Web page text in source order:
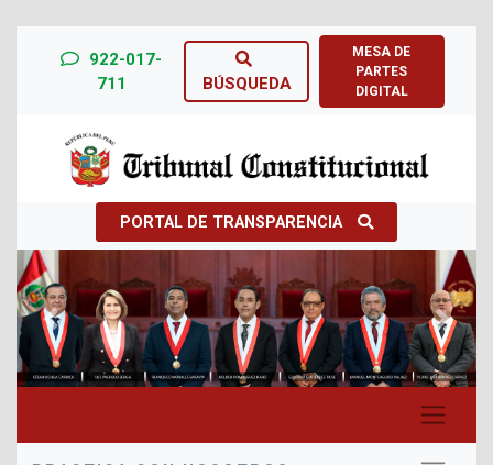
922-017-
711
BÚSQUEDA
MESA DE
PARTES
DIGITAL
PORTAL DE TRANSPARENCIA
Previous Next